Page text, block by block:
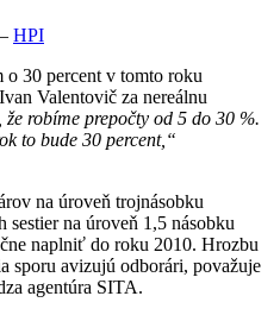
HPI
30 percent v tomto roku
Valentovič za nereálnu
že robíme prepočty od 5 do 30 %.
to bude 30 percent,“
na úroveň trojnásobku
na úroveň 1,5 násobku
naplniť do roku 2010. Hrozbu
sporu avizujú odborári, považuje
agentúra SITA.